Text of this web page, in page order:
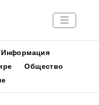
Информация
Общество